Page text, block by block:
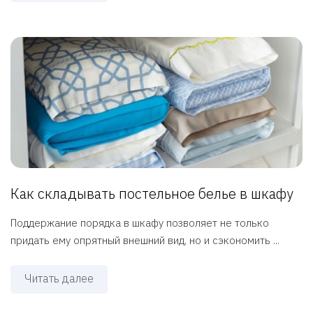
Как складывать постельное белье в шкафу
Поддержание порядка в шкафу позволяет не только
придать ему опрятный внешний вид, но и сэкономить ...
Читать далее